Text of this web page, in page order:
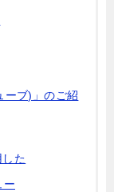
ーブ)」のご紹
た
ー